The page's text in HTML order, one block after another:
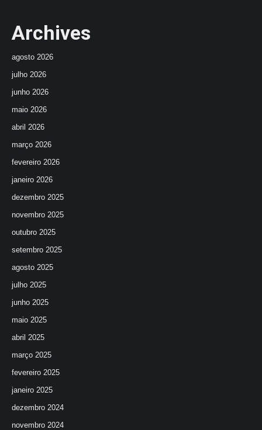
Archives
agosto 2026
julho 2026
junho 2026
maio 2026
abril 2026
março 2026
fevereiro 2026
janeiro 2026
dezembro 2025
novembro 2025
outubro 2025
setembro 2025
agosto 2025
julho 2025
junho 2025
maio 2025
abril 2025
março 2025
fevereiro 2025
janeiro 2025
dezembro 2024
novembro 2024